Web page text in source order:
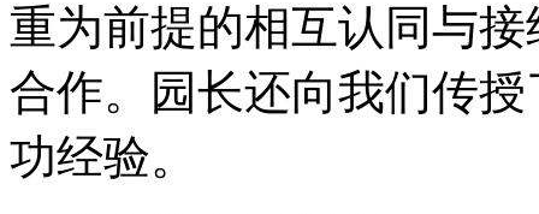
重为前提的相互认同与
合作。园长还向我们传
功经验。